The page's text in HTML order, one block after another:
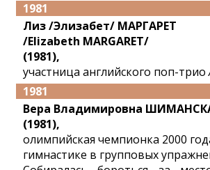
1981
Лиз /Элизабет/ МАРГАРЕТ
/Elizabeth MARGARET/
(1981),
участница английского поп-трио
1981
Вера Владимировна
(1981),
олимпийская чемпионка 2000
гимнастике в групповых